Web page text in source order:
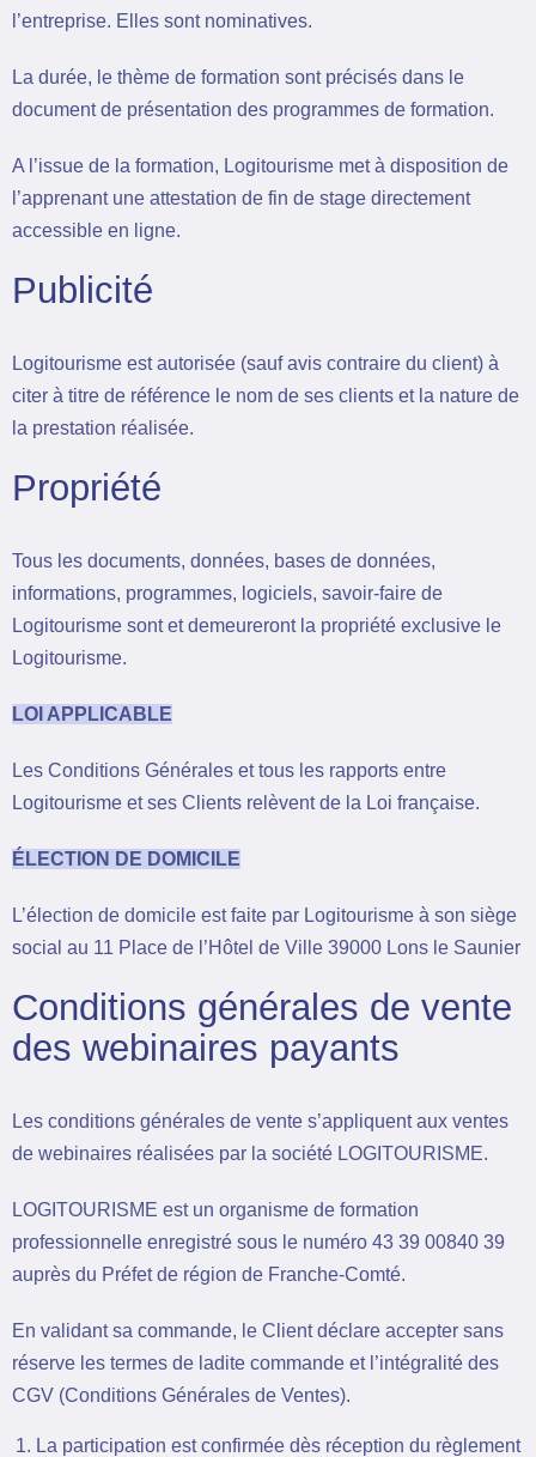
l’entreprise. Elles sont nominatives.
La durée, le thème de formation sont précisés dans le
document de présentation des programmes de formation.
A l’issue de la formation, Logitourisme met à disposition de
l’apprenant une attestation de fin de stage directement
accessible en ligne.
Publicité
Logitourisme est autorisée (sauf avis contraire du client) à
citer à titre de référence le nom de ses clients et la nature de
la prestation réalisée.
Propriété
Tous les documents, données, bases de données,
informations, programmes, logiciels, savoir-faire de
Logitourisme sont et demeureront la propriété exclusive le
Logitourisme.
LOI APPLICABLE
Les Conditions Générales et tous les rapports entre
Logitourisme et ses Clients relèvent de la Loi française.
ÉLECTION DE DOMICILE
L’élection de domicile est faite par Logitourisme à son siège
social au 11 Place de l’Hôtel de Ville 39000 Lons le Saunier
Conditions générales de vente
des webinaires payants
Les conditions générales de vente s’appliquent aux ventes
de webinaires réalisées par la société LOGITOURISME.
LOGITOURISME est un organisme de formation
professionnelle enregistré sous le numéro 43 39 00840 39
auprès du Préfet de région de Franche-Comté.
En validant sa commande, le Client déclare accepter sans
réserve les termes de ladite commande et l’intégralité des
CGV (Conditions Générales de Ventes).
La participation est confirmée dès réception du règlement